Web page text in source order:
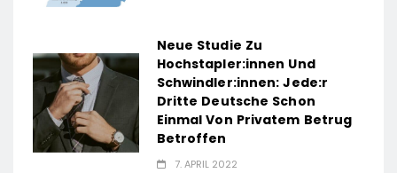
Neue Studie Zu
Hochstapler:innen Und
Schwindler:innen: Jede:r
Dritte Deutsche Schon
Einmal Von Privatem Betrug
Betroffen
7. APRIL 2022